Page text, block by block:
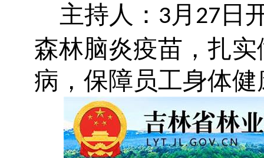
主持人： 3 月 27 日
森林脑炎疫苗，扎
病，保障员工身体